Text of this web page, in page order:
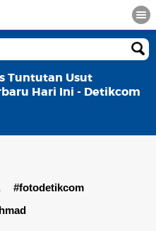
Tuntutan Usut
Hari Ini - Detikcom
#fotodetikcom